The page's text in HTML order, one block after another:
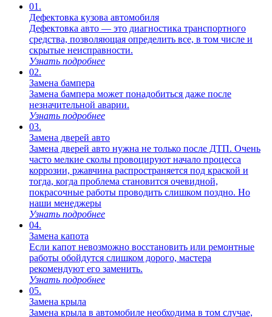
01.
Дефектовка кузова автомобиля
Дефектовка авто — это диагностика транспортного
средства, позволяющая определить все, в том числе и
скрытые неисправности.
Узнать подробнее
02.
Замена бампера
Замена бампера может понадобиться даже после
незначительной аварии.
Узнать подробнее
03.
Замена дверей авто
Замена дверей авто нужна не только после ДТП. Очень
часто мелкие сколы провоцируют начало процесса
коррозии, ржавчина распространяется под краской и
тогда, когда проблема становится очевидной,
покрасочные работы проводить слишком поздно. Но
наши менеджеры
Узнать подробнее
04.
Замена капота
Если капот невозможно восстановить или ремонтные
работы обойдутся слишком дорого, мастера
рекомендуют его заменить.
Узнать подробнее
05.
Замена крыла
Замена крыла в автомобиле необходима в том случае,